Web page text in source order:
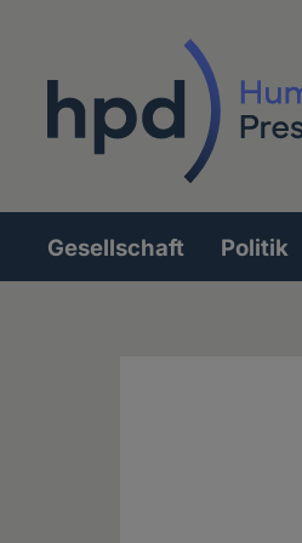
Hauptnavigation
Gesellschaft Politik